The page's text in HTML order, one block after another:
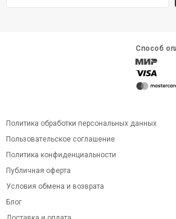
Способ
Политика обработки персональных данных
Пользовательское соглашение
Политика конфиденциальности
Публичная оферта
Условия обмена и возврата
Блог